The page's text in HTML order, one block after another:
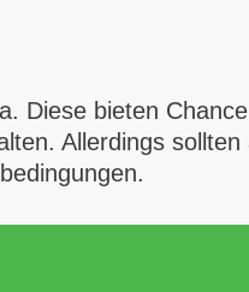
Diese bieten
Allerdings